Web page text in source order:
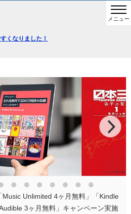
メニュー
くなりました！
Music Unlimited 4ヶ月無料」「Kindle
3ヶ月無料」キャンペーン実施